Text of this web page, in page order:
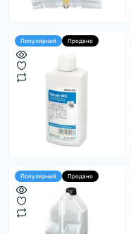
Популярний Продано
Популярний Продано